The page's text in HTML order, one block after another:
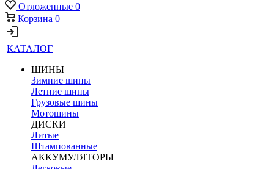
Отложенные 0
Корзина 0
КАТАЛОГ
ШИНЫ
Зимние шины
Летние шины
Грузовые шины
Мотошины
ДИСКИ
Литые
Штампованные
АККУМУЛЯТОРЫ